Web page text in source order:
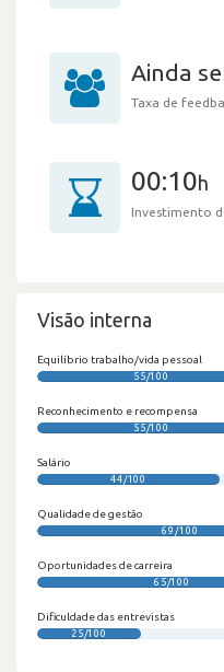
Ainda
Taxa de
00:10h
Investimento
Visão interna
Equilíbrio trabalho/vida pessoal
55/100
Reconhecimento e recompensa
55/100
Salário
44/100
Qualidade de gestão
69/100
Oportunidades de carreira
65/100
Dificuldade das entrevistas
25/100